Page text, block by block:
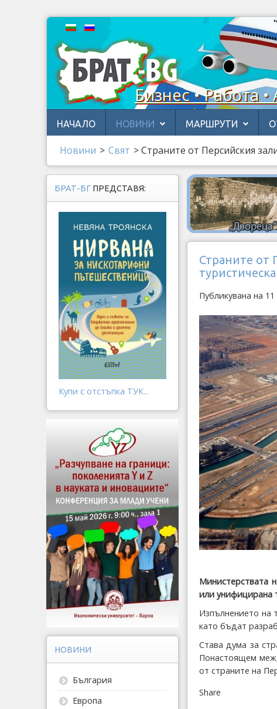
Бизнес • Работа
НАЧАЛО НОВИНИ МАРШРУТИ
Новини > Свят >Страните от Персийския
Страните от
Публикувана на
Министерствата
или унифицирана
Изпълнението на
като бъдат
Става дума за
Понастоящем
от страните на
Share
БРАТ-БГ ПРЕДСТАВЯ:
Купи с отстъпка ТУК...
НОВИНИ
България
Европа